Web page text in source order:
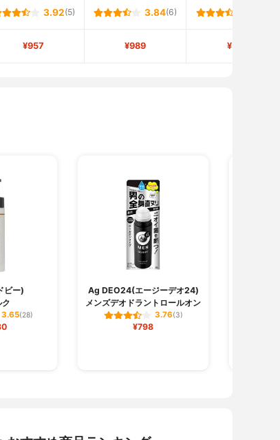
3.92(5) 3.84(6)
¥957 ¥989 ¥531
ビー)
3.65(28)
Ag DEO24(エージーデオ24)
メンズデオドラントロールオン
3.76(3)
¥798